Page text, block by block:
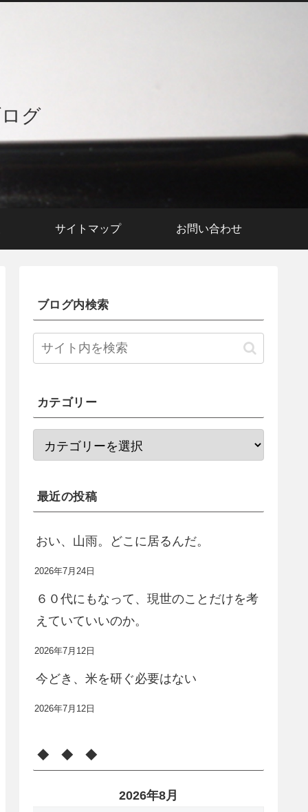
グ
サイトマップ お問い合わせ
ブログ内検索
カテゴリー
最近の投稿
おい、山雨。どこに居るんだ。
2026年7月24日
６０代にもなって、現世のことだけを考
えていていいのか。
2026年7月12日
今どき、米を研ぐ必要はない
2026年7月12日
◆ ◆ ◆
2026年8月